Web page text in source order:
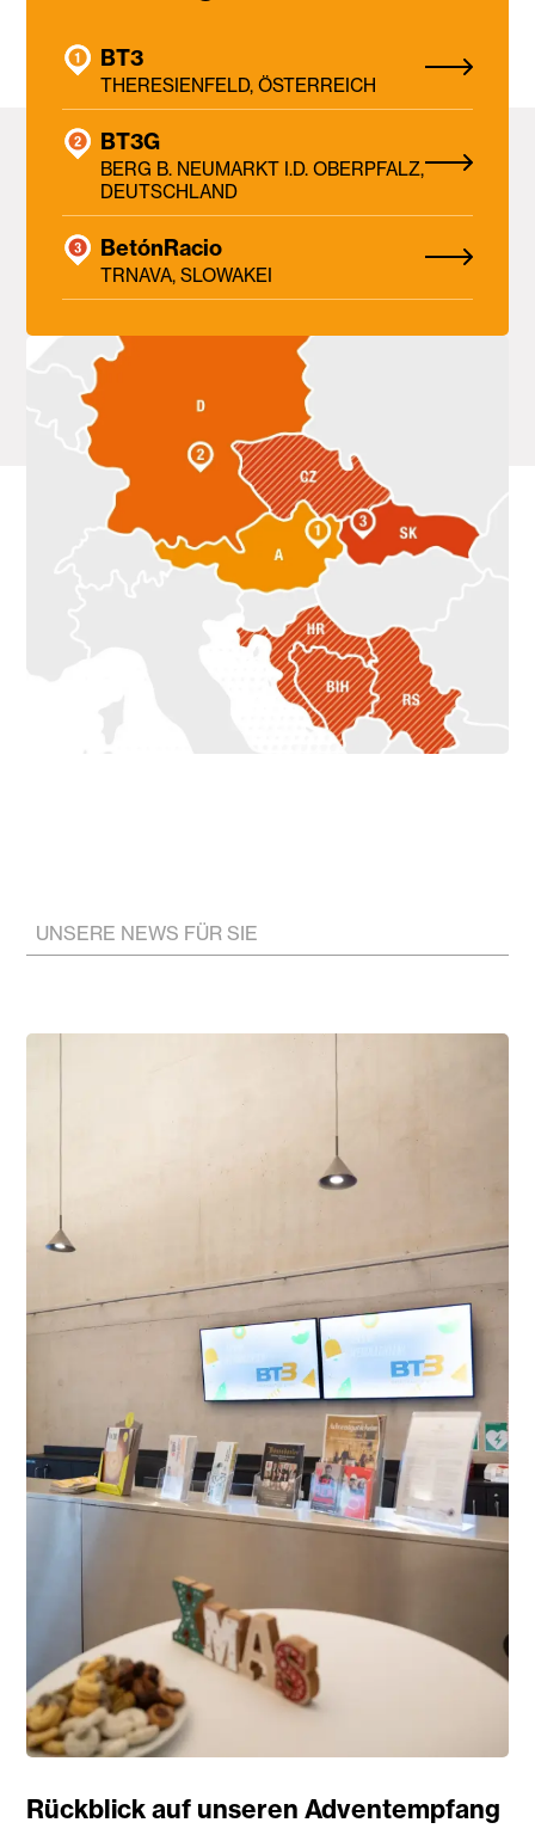
BT3
THERESIENFELD, ÖSTERREICH
BT3G
BERG B. NEUMARKT I.D. OBERPFALZ,
DEUTSCHLAND
BetónRacio
TRNAVA, SLOWAKEI
UNSERE NEWS FÜR SIE
Rückblick auf unseren Adventempfang